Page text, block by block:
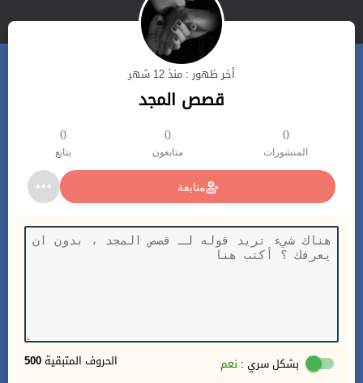
أخر ظهور : منذ 12 شهر
قصص المجد
0
المنشورات
0
متابعون
0
يتابع
متابعة
500 الحروف المتبقية بشكل سري : نعم